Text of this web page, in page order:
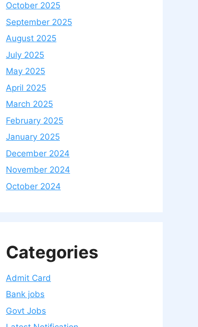
October 2025
September 2025
August 2025
July 2025
May 2025
April 2025
March 2025
February 2025
January 2025
December 2024
November 2024
October 2024
Categories
Admit Card
Bank jobs
Govt Jobs